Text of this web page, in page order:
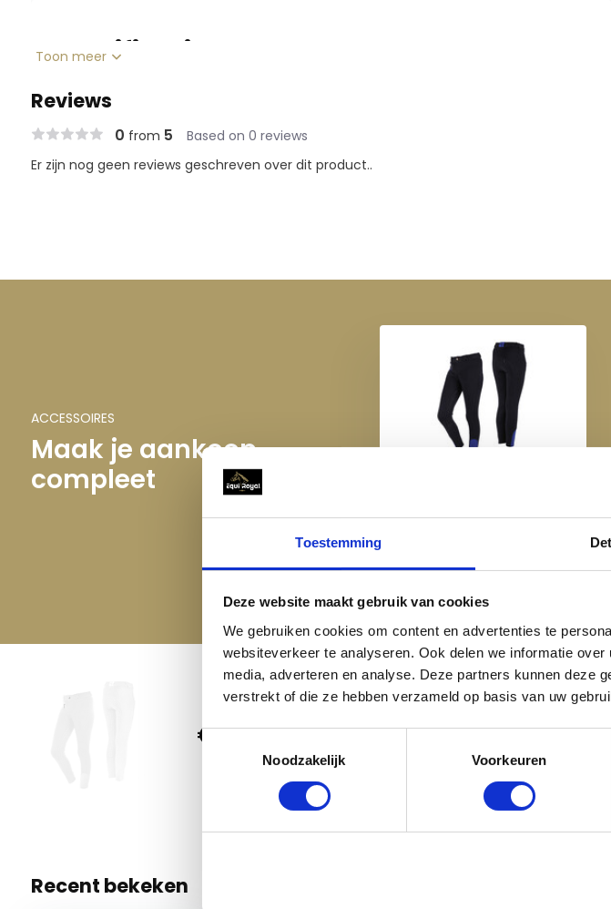
Toestemming
Deze website maakt gebruik van cookies
We gebruiken cookies om content en advertenties te
websiteverkeer te analyseren. Ook delen we informatie
media, adverteren en analyse. Deze partners kunnen deze
verstrekt of die ze hebben verzameld op basis van uw
Toestemmingsselectie
Noodzakelijk
Voorkeuren
Specificaties
Rechtsvoor een ritszakje met contrasterend tape
Achter een brede riemlus in contrastkleur met “QHP” borduring
Voorzien van elastaan flexlegs in contrastkleur
Machine wasbaar op 30 graden. Gebruik bij voorkeur geen wasverzachter en niet
Toon meer
Reviews
0 from 5 Based on 0 reviews
Er zijn nog geen reviews geschreven over dit product..
ACCESSOIRES
Maak je aankoop
compleet
€ 39,95
€ 39,98
QHP Rijbroek Junior -
1 Op voorraad: voor 17:00 besteld =
Recent bekeken